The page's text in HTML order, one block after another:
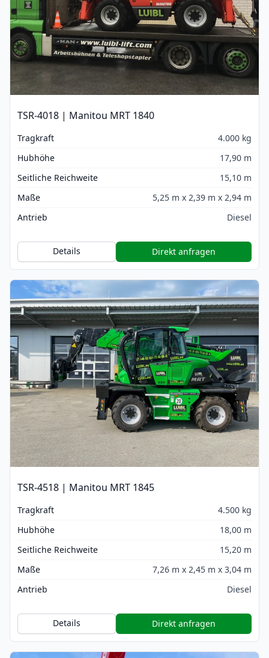
TSR-4018 | Manitou MRT 1840
Tragkraft
4.000 kg
Hubhöhe
17,90 m
Seitliche Reichweite
15,10 m
Maße
5,25 m x 2,39 m x 2,94 m
Antrieb
Diesel
Details Direkt anfragen
TSR-4518 | Manitou MRT 1845
Tragkraft
4.500 kg
Hubhöhe
18,00 m
Seitliche Reichweite
15,20 m
Maße
7,26 m x 2,45 m x 3,04 m
Antrieb
Diesel
Details Direkt anfragen